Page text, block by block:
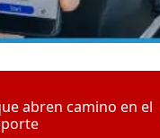
abren camino en el